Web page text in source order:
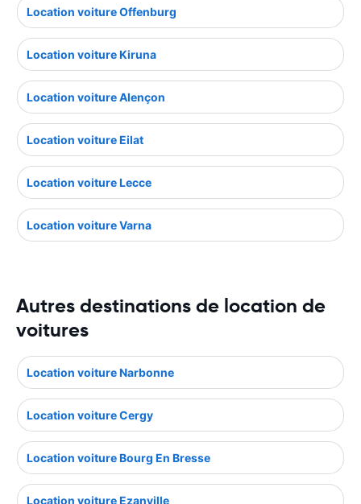
Location voiture Offenburg
Location voiture Kiruna
Location voiture Alençon
Location voiture Eilat
Location voiture Lecce
Location voiture Varna
Autres destinations de location de
voitures
Location voiture Narbonne
Location voiture Cergy
Location voiture Bourg En Bresse
Location voiture Ezanville